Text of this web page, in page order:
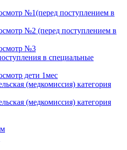
№1(перед поступлением в
№2 (перед поступлением в
№3
в специальные
дети 1мес
(медкомиссия) категория
(медкомиссия) категория